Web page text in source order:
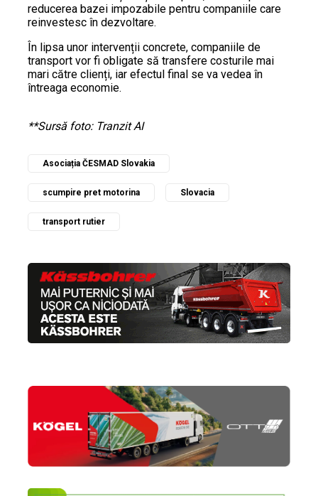
reducerea bazei impozabile pentru companiile care
reinvestesc în dezvoltare.
În lipsa unor intervenții concrete, companiile de
transport vor fi obligate să transfere costurile mai
mari către clienți, iar efectul final se va vedea în
întreaga economie.
**Sursă foto: Tranzit AI
Asociația ČESMAD Slovakia
scumpire pret motorina Slovacia
transport rutier